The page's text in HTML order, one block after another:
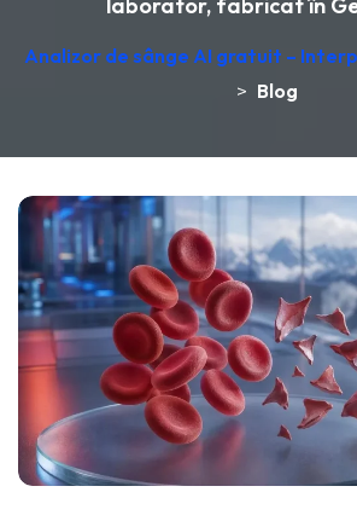
Analizor de sânge AI gratuit –
> Blog